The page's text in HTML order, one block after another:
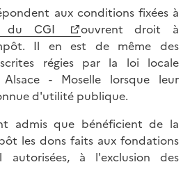
aux conditions fixées à
du CGI
ouvrent droit à
Il en est de même des
régies par la loi locale
- Moselle lorsque leur
d'utilité publique.
admis que bénéficient de la
les dons faits aux fondations
à l'exclusion des